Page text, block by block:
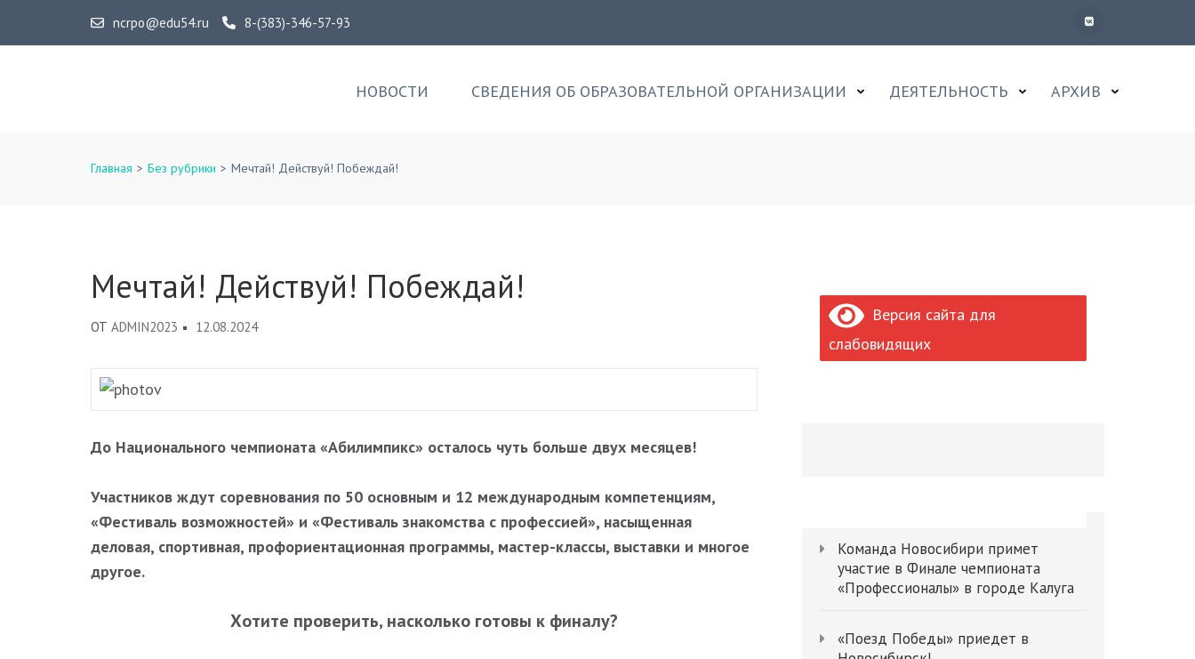
ncrpo@edu54.ru 8-(383)-346-57-93
НОВОСТИ СВЕДЕНИЯ ОБ ОБРАЗОВАТЕЛЬНОЙ ОРГАНИЗАЦИИ ДЕЯТЕЛЬНОСТЬ АРХИВ
Главная > Без рубрики > Мечтай! Действуй! Побеждай!
Мечтай! Действуй! Побеждай!
ОТ ADMIN2023 12.08.2024
До Национального чемпионата «Абилимпикс» осталось чуть больше двух месяцев!
Участников ждут соревнования по 50 основным и 12 международным компетенциям,
«Фестиваль возможностей» и «Фестиваль знакомства с профессией», насыщенная
деловая, спортивная, профориентационная программы, мастер-классы, выставки и многое
другое.
Хотите проверить, насколько готовы к финалу?
Версия сайта для
слабовидящих
Команда Новосибири примет
участие в Финале чемпионата
«Профессионалы» в городе Калуга
«Поезд Победы» приедет в